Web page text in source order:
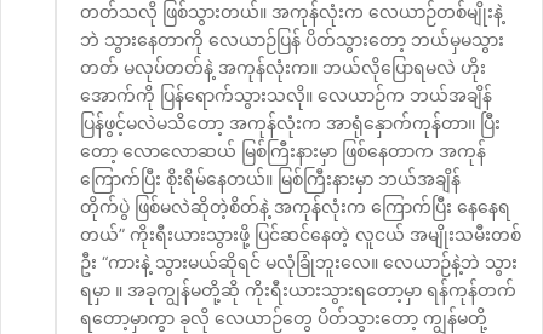
တတ်သလို ဖြစ်သွားတယ်။ အကုန်လုံးက လေယာဉ်တစ်မျိုးနဲ့
ဘဲ သွားနေတာကို လေယာဉ်ပြန် ပိတ်သွားတော့ ဘယ်မှမသွား
တတ် မလုပ်တတ်နဲ့ အကုန်လုံးက။ ဘယ်လိုပြောရမလဲ ဟိုး
အောက်ကို ပြန်ရောက်သွားသလို။ လေယာဉ်က ဘယ်အချိန်
ပြန်ဖွင့်မလဲမသိတော့ အကုန်လုံးက အာရုံနှောက်ကုန်တာ။ ပြီး
တော့ လောလောဆယ် မြစ်ကြီးနားမှာ ဖြစ်နေတာက အကုန်
ကြောက်ပြီး စိုးရိမ်နေတယ်။ မြစ်ကြီးနားမှာ ဘယ်အချိန်
တိုက်ပွဲ ဖြစ်မလဲဆိုတဲ့စိတ်နဲ့ အကုန်လုံးက ကြောက်ပြီး နေနေရ
တယ်” ကိုးရီးယားသွားဖို့ ပြင်ဆင်နေတဲ့ လူငယ် အမျိုးသမီးတစ်
ဦး “ကားနဲ့ သွားမယ်ဆိုရင် မလုံခြုံဘူးလေ။ လေယာဉ်နဲ့ဘဲ သွား
ရမှာ ။ အခုကျွန်မတို့ဆို ကိုးရီးယားသွားရတော့မှာ ရန်ကုန်တက်
ရတော့မှာကွာ ခုလို လေယာဉ်တွေ ပိတ်သွားတော့ ကျွန်မတို့